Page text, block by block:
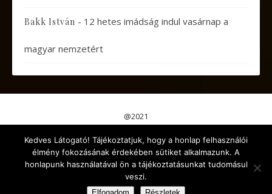
Bakk István - 12 hetes imádság indul vasárnap a
magyar nemzetért
@2021
Aktuális események Érdekes cikkek Gyermekeknek
Kikapcsolódás
Egyéb
Ashe a sablont készítette:WP Royal
Kedves Látogató! Tájékoztatjuk, hogy a honlap felhasználói
élmény fokozásának érdekében sütiket alkalmazunk. A
honlapunk használatával ön a tájékoztatásunkat tudomásul
veszi.